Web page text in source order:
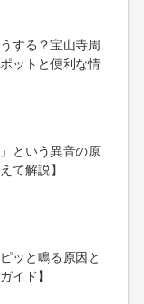
する？宝山寺周
ットと便利な情
という異音の原
て解説】
ッと鳴る原因と
イド】